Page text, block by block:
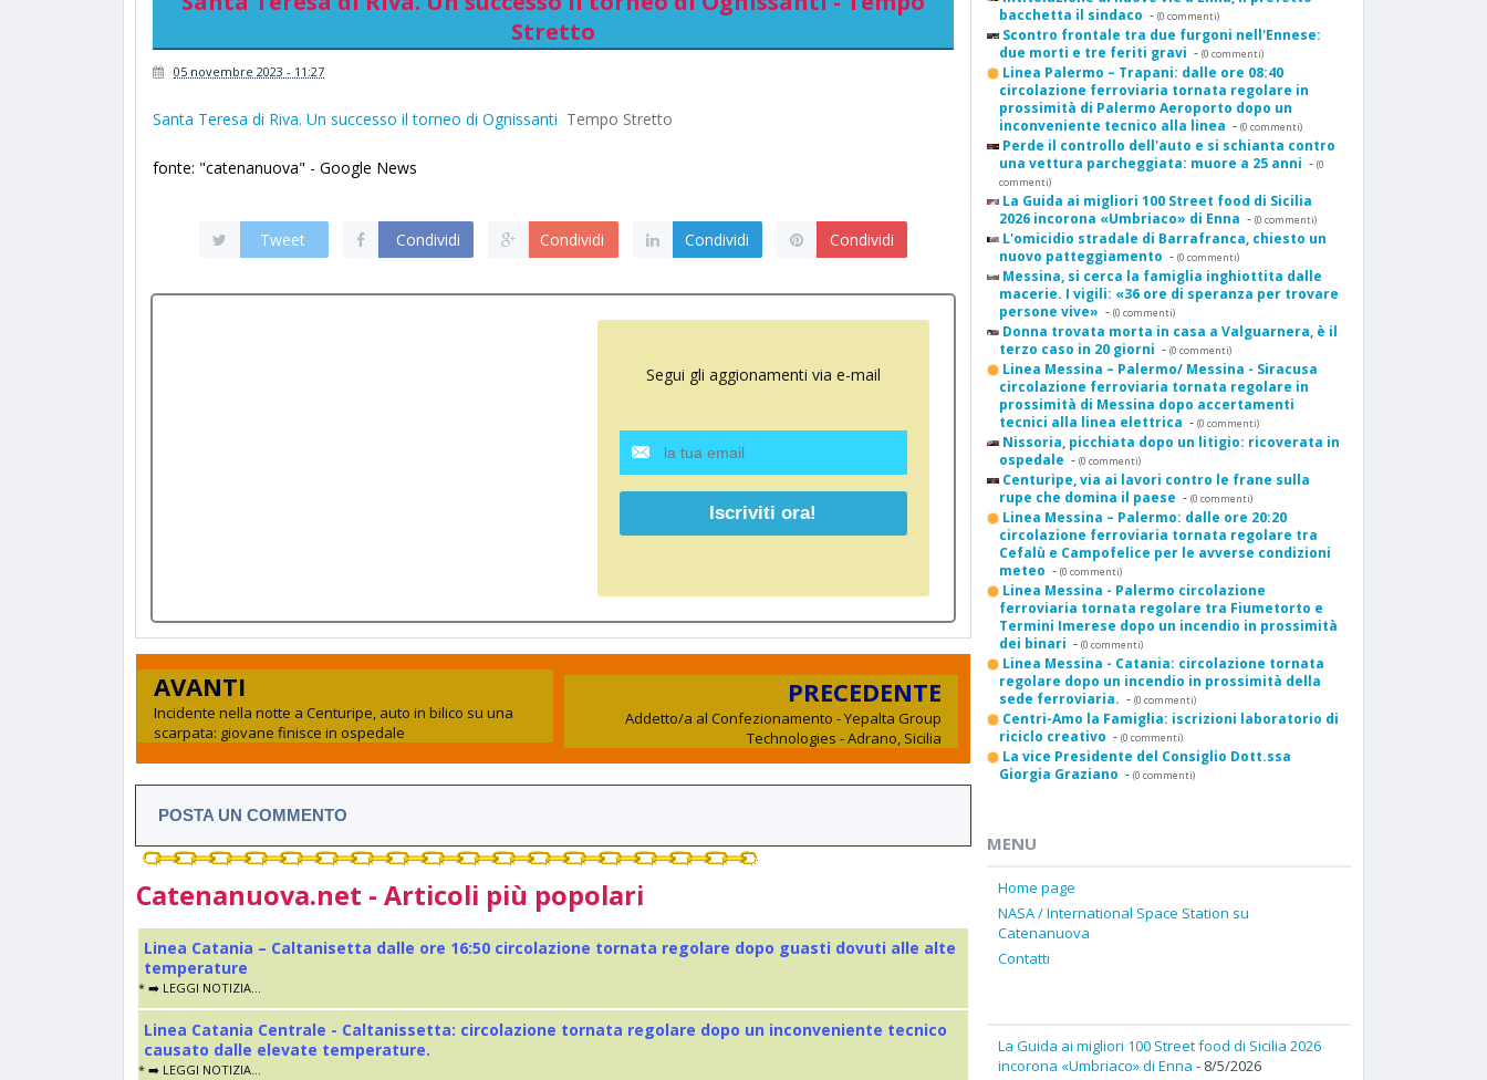
Stretto
05 novembre 2023 - 11:27
Santa Teresa di Riva. Un successo il torneo di Ognissanti Tempo Stretto
fonte: "catenanuova" - Google News
Tweet Condividi Condividi Condividi Condividi
Segui gli aggionamenti via e-mail
AVANTI
Incidente nella notte a Centuripe, auto in bilico su una
scarpata: giovane finisce in ospedale
PRECEDENTE
Addetto/a al Confezionamento - Yepalta Group
Technologies - Adrano, Sicilia
POSTA UN COMMENTO
Catenanuova.net - Articoli più popolari
Linea Catania – Caltanisetta dalle ore 16:50 circolazione tornata regolare dopo guasti dovuti alle alte
temperature
* ➡️ LEGGI NOTIZIA...
Linea Catania Centrale - Caltanissetta: circolazione tornata regolare dopo un inconveniente tecnico
causato dalle elevate temperature.
* ➡️ LEGGI NOTIZIA...
bacchetta il sindaco - (0 commenti)
Scontro frontale tra due furgoni nell'Ennese:
due morti e tre feriti gravi - (0 commenti)
Linea Palermo – Trapani: dalle ore 08:40
circolazione ferroviaria tornata regolare in
prossimità di Palermo Aeroporto dopo un
inconveniente tecnico alla linea - (0 commenti)
Perde il controllo dell'auto e si schianta contro
una vettura parcheggiata: muore a 25 anni - (0
commenti)
La Guida ai migliori 100 Street food di Sicilia
2026 incorona «Umbriaco» di Enna - (0 commenti)
L'omicidio stradale di Barrafranca, chiesto un
nuovo patteggiamento - (0 commenti)
Messina, si cerca la famiglia inghiottita dalle
macerie. I vigili: «36 ore di speranza per trovare
persone vive» - (0 commenti)
Donna trovata morta in casa a Valguarnera, è il
terzo caso in 20 giorni - (0 commenti)
Linea Messina – Palermo/ Messina - Siracusa
circolazione ferroviaria tornata regolare in
prossimità di Messina dopo accertamenti
tecnici alla linea elettrica - (0 commenti)
Nissoria, picchiata dopo un litigio: ricoverata in
ospedale - (0 commenti)
Centuripe, via ai lavori contro le frane sulla
rupe che domina il paese - (0 commenti)
Linea Messina – Palermo: dalle ore 20:20
circolazione ferroviaria tornata regolare tra
Cefalù e Campofelice per le avverse condizioni
meteo - (0 commenti)
Linea Messina - Palermo circolazione
ferroviaria tornata regolare tra Fiumetorto e
Termini Imerese dopo un incendio in prossimità
dei binari - (0 commenti)
Linea Messina - Catania: circolazione tornata
regolare dopo un incendio in prossimità della
sede ferroviaria. - (0 commenti)
Centri-Amo la Famiglia: iscrizioni laboratorio di
riciclo creativo - (0 commenti)
La vice Presidente del Consiglio Dott.ssa
Giorgia Graziano - (0 commenti)
MENU
Home page
NASA / International Space Station su
Catenanuova
Contatti
La Guida ai migliori 100 Street food di Sicilia 2026
incorona «Umbriaco» di Enna - 8/5/2026